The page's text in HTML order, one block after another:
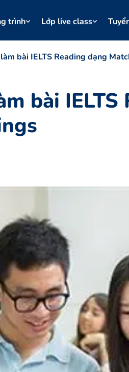
trình Lớp live class
bài IELTS Reading dạng
bài IELTS